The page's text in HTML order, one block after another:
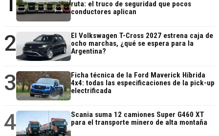
ruta: el truco de seguridad que pocos
conductores aplican
2
El Volkswagen T-Cross 2027 estrena caja de
ocho marchas, ¿qué se espera para la
Argentina?
3
Ficha técnica de la Ford Maverick Híbrida
4x4: todas las especificaciones de la pick-up
electrificada
4
Scania suma 12 camiones Super G460 XT
para el transporte minero de alta montaña